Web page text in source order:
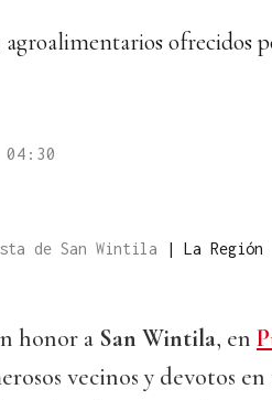
agroalimentarios ofrecidos
de San Wintila | La Región
honor a San Wintila, en
vecinos y devotos